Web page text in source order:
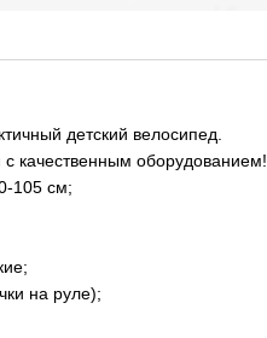
детский велосипед.
качественным оборудованием!
105 см;
на руле);